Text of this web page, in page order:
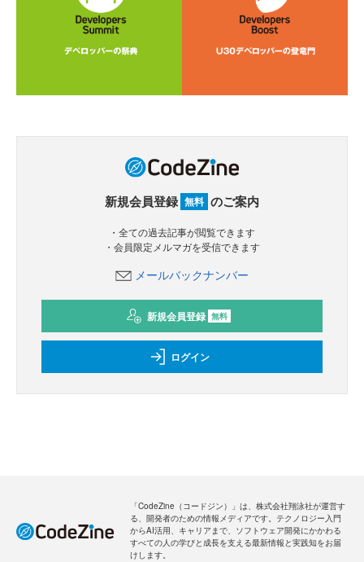
新規会員登録 無料 のご案内
・全ての過去記事が閲覧できます
・会員限定メルマガを受信できます
メールバックナンバー
新規会員登録 無料
ログイン
「CodeZine（コードジン）」は、株式会社翔泳社が運営す
る、開発者のための情報メディアです。テクノロジー入門
からAI活用、キャリアまで、ソフトウェア開発にかかわる
すべての人の学びと成長を支える最新情報と実践知をお届
けします。